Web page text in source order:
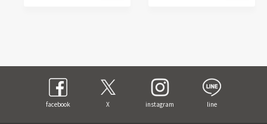
facebook X instagram line